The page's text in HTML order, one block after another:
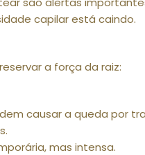
capilar está caindo.
a força da raiz:
causar a queda por
mas intensa.